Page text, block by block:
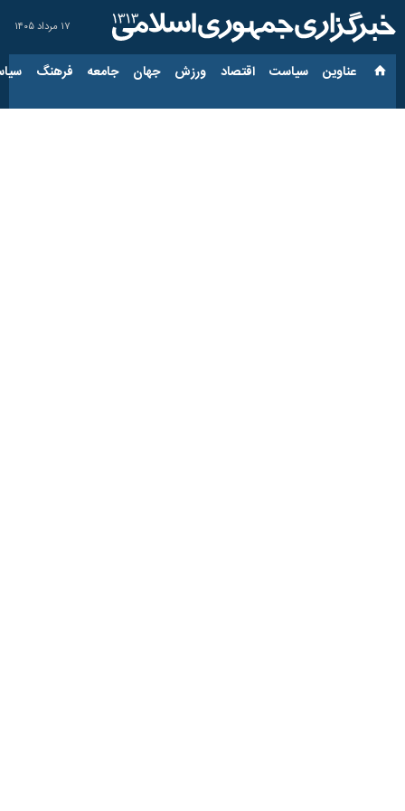
۱۷ مرداد ۱۴۰۵
عناوین‌ سیاست اقتصاد ورزش جهان جامعه فرهنگ